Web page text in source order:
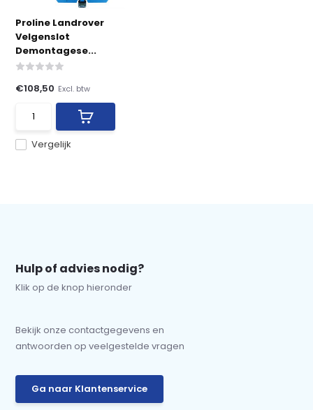
Proline Landrover
Velgenslot
Demontagese...
Vergelijk
€108,50 Excl. btw
Hulp of advies nodig?
Klik op de knop hieronder
Bekijk onze contactgegevens en
antwoorden op veelgestelde vragen
Ga naar Klantenservice